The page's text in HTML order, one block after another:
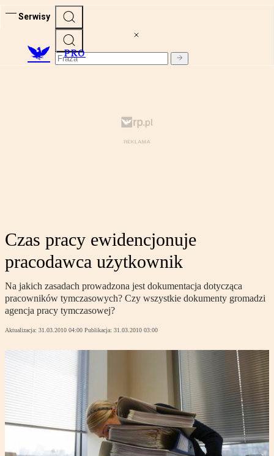
Serwisy
PRO
Czas pracy ewidencjonuje
pracodawca użytkownik
Na jakich zasadach prowadzona jest dokumentacja dotycząca
pracowników tymczasowych? Czy wszystkie dokumenty gromadzi
agencja pracy tymczasowej?
Aktualizacja: 31.03.2010 04:00 Publikacja: 31.03.2010 03:00